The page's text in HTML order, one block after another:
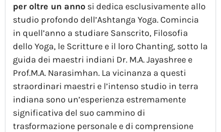
per oltre un anno si dedica esclusivamente allo
studio profondo dell’Ashtanga Yoga. Comincia
in quell’anno a studiare Sanscrito, Filosofia
dello Yoga, le Scritture e il loro Chanting, sotto la
guida dei maestri indiani Dr. M.A. Jayashree e
Prof.M.A. Narasimhan. La vicinanza a questi
straordinari maestri e l’intenso studio in terra
indiana sono un’esperienza estremamente
significativa del suo cammino di
trasformazione personale e di comprensione